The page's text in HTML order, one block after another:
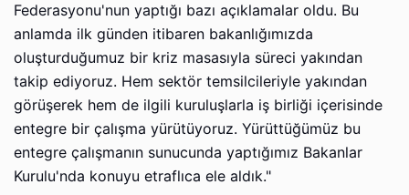
Federasyonu'nun yaptığı bazı açıklamalar oldu. Bu
anlamda ilk günden itibaren bakanlığımızda
oluşturduğumuz bir kriz masasıyla süreci yakından
takip ediyoruz. Hem sektör temsilcileriyle yakından
görüşerek hem de ilgili kuruluşlarla iş birliği içerisinde
entegre bir çalışma yürütüyoruz. Yürüttüğümüz bu
entegre çalışmanın sunucunda yaptığımız Bakanlar
Kurulu'nda konuyu etraflıca ele aldık."